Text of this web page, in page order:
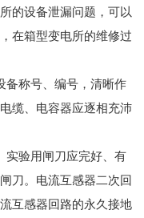
的设备泄漏问题，可以
在箱型变电所的维修过
备称号、编号，清晰作
缆、电容器应逐相充沛
实验用闸刀应完好、有
刀。电流互感器二次回
互感器回路的永久接地